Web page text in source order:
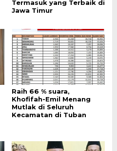
Termasuk yang Terbaik di
Jawa Timur
Raih 66 % suara,
Khofifah-Emil Menang
Mutlak di Seluruh
Kecamatan di Tuban